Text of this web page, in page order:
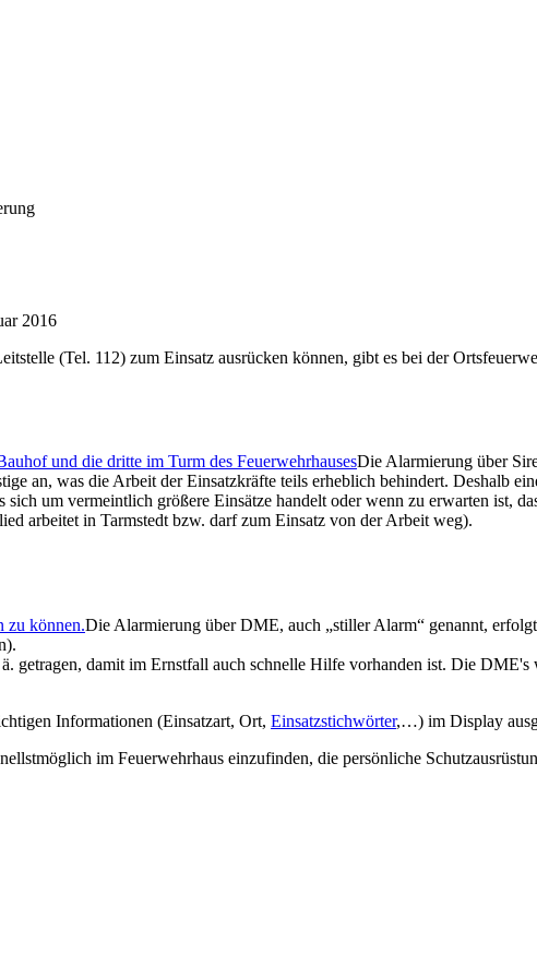
2016
(Tel. 112) zum Einsatz ausrücken können, gibt es bei der
Die Alarmierung über
an, was die Arbeit der Einsatzkräfte teils erheblich behindert. Deshalb
um vermeintlich größere Einsätze handelt oder wenn zu erwarten ist,
arbeitet in Tarmstedt bzw. darf zum Einsatz von der Arbeit weg).
Die Alarmierung über DME, auch „stiller Alarm“ genannt,
damit im Ernstfall auch schnelle Hilfe vorhanden ist. Die DME's
Informationen (Einsatzart, Ort, Einsatzstichwörter,…) im Display
im Feuerwehrhaus einzufinden, die persönliche